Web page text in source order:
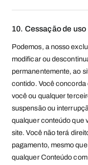
10. Cessação de uso
Podemos, a nosso
modificar ou
permanentemente, ao
contido. Você concorda
você ou qualquer
suspensão ou
qualquer conteúdo que
site. Você não terá
pagamento, mesmo
qualquer Conteúdo